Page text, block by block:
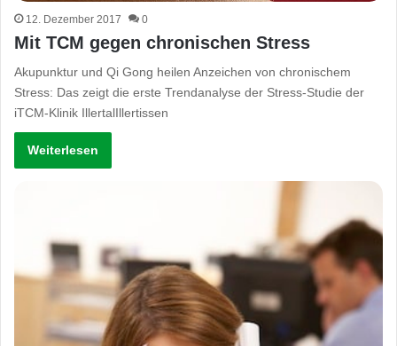
12. Dezember 2017 0
Mit TCM gegen chronischen Stress
Akupunktur und Qi Gong heilen Anzeichen von chronischem
Stress: Das zeigt die erste Trendanalyse der Stress-Studie der
iTCM-Klinik IllertalIllertissen
Weiterlesen